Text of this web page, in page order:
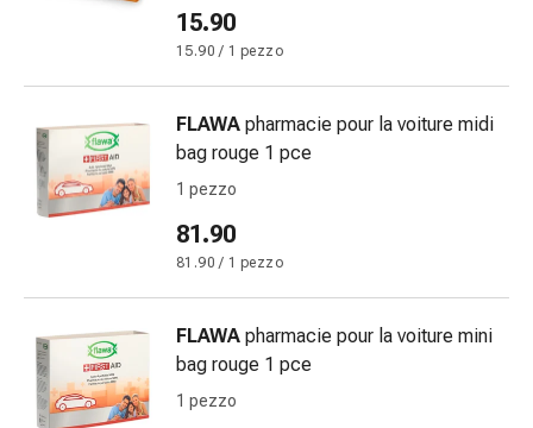
Bende
elastiche
per
dita
fissaggio
Garza
Bendaggi
compressivi
Medicazioni
Bende,
15.90
15.90 / 1 pezzo
FLAWA pharmacie pour la voiture midi
bag rouge 1 pce
1 pezzo
81.90
81.90 / 1 pezzo
FLAWA pharmacie pour la voiture mini
bag rouge 1 pce
1 pezzo